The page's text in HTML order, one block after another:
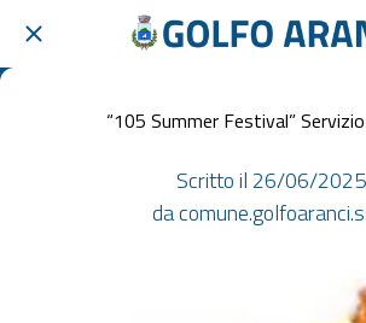
“105 Summer Festival”
Scritto il 26/06/2025
da